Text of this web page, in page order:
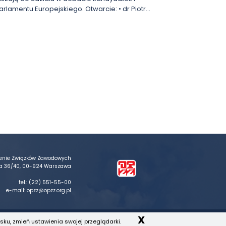
Otwarcie: • dr Piotr
Zawodowych, sala im. J. Wiadernego, 2
Związków Zawodowych
36/40, 00-924 Warszawa
tel.: (22) 551-55-00
e-mail: opzz@opzz.org.pl
zmień ustawienia swojej przeglądarki. X